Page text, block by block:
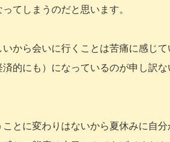
てしまうのだと思います。
から会いに行くことは苦痛に感じ
的にも）になっているのが申し訳
とに変わりはないから夏休みに自分